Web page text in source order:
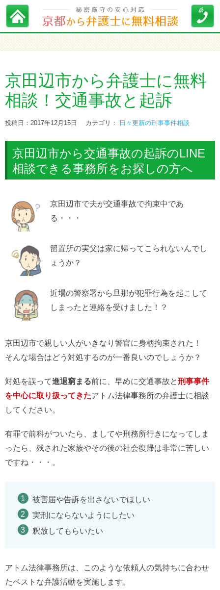
京田辺市から弁護士に無料
相談！交通事故と起訴
投稿日：2017年12月15日 カテゴリ： 日々更新の刑事事件相談
京田辺市から交通事故の起訴のLINE
相談できる事務所をお探しの方へ
京田辺市で夫が交通事故で拘束中であ
る・・・
留置所の実父は家に帰ってこられないんでし
ょうか？
近場の警察署から旦那が犯罪行為を起こして
しまったと連絡を受けました！？
京田辺市で親しい人がいきなり警官に身柄拘束された！
そんな場合はどう対処するのが一番良いのでしょうか？
対処を誤って進退窮まる前に、早めに交通事故と刑事事件
を中心に取り扱ってきたアトム法律事務所の弁護士に相談
してください。
有罪で前科がついたら、ましてや刑務所行きになってしま
ったら、残された家族やその後の社会復帰は非常に苦しい
ですね・・・。
被害届や告訴を出さないでほしい
実刑にならないようにしたい
釈放してもらいたい
アトム法律事務所は、このような依頼人の気持ちに合わせ
たベストな弁護活動を実施します。